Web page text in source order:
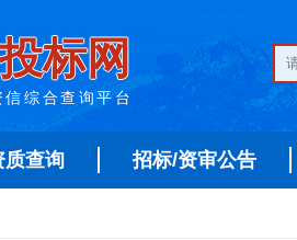
标网
综合查询平台
质查询 招标/资审公告